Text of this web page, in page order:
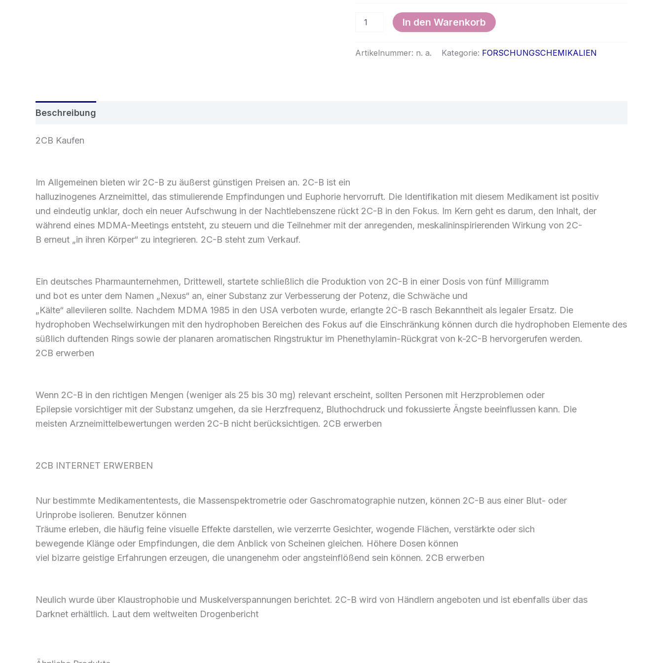
Kaufen
In den Warenkorb
Artikelnummer: n. a. Kategorie: FORSCHUNGSCHEMIKALIEN
Beschreibung
2CB Kaufen
Im Allgemeinen bieten wir 2C-B zu äußerst günstigen Preisen an. 2C-B ist ein
halluzinogenes Arzneimittel, das stimulierende Empfindungen und Euphorie hervorruft. Die Identifikation mit diesem Medikament ist positiv
und eindeutig unklar, doch ein neuer Aufschwung in der Nachtlebenszene rückt 2C-B in den Fokus. Im Kern geht es darum, den Inhalt, der
während eines MDMA-Meetings entsteht, zu steuern und die Teilnehmer mit der anregenden, meskalininspirierenden Wirkung von 2C-
B erneut „in ihren Körper“ zu integrieren. 2C-B steht zum Verkauf.
Ein deutsches Pharmaunternehmen, Drittewell, startete schließlich die Produktion von 2C-B in einer Dosis von fünf Milligramm
und bot es unter dem Namen „Nexus“ an, einer Substanz zur Verbesserung der Potenz, die Schwäche und
„Kälte“ alleviieren sollte. Nachdem MDMA 1985 in den USA verboten wurde, erlangte 2C-B rasch Bekanntheit als legaler Ersatz. Die
hydrophoben Wechselwirkungen mit den hydrophoben Bereichen des Fokus auf die Einschränkung können durch die hydrophoben Elemente des
süßlich duftenden Rings sowie der planaren aromatischen Ringstruktur im Phenethylamin-Rückgrat von k-2C-B hervorgerufen werden.
2CB erwerben
Wenn 2C-B in den richtigen Mengen (weniger als 25 bis 30 mg) relevant erscheint, sollten Personen mit Herzproblemen oder
Epilepsie vorsichtiger mit der Substanz umgehen, da sie Herzfrequenz, Bluthochdruck und fokussierte Ängste beeinflussen kann. Die
meisten Arzneimittelbewertungen werden 2C-B nicht berücksichtigen. 2CB erwerben
2CB INTERNET ERWERBEN
Nur bestimmte Medikamententests, die Massenspektrometrie oder Gaschromatographie nutzen, können 2C-B aus einer Blut- oder
Urinprobe isolieren. Benutzer können
Träume erleben, die häufig feine visuelle Effekte darstellen, wie verzerrte Gesichter, wogende Flächen, verstärkte oder sich
bewegende Klänge oder Empfindungen, die dem Anblick von Scheinen gleichen. Höhere Dosen können
viel bizarre geistige Erfahrungen erzeugen, die unangenehm oder angsteinflößend sein können. 2CB erwerben
Neulich wurde über Klaustrophobie und Muskelverspannungen berichtet. 2C-B wird von Händlern angeboten und ist ebenfalls über das
Darknet erhältlich. Laut dem weltweiten Drogenbericht